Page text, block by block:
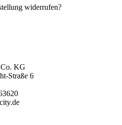
widerrufen?
KG
Straße 6